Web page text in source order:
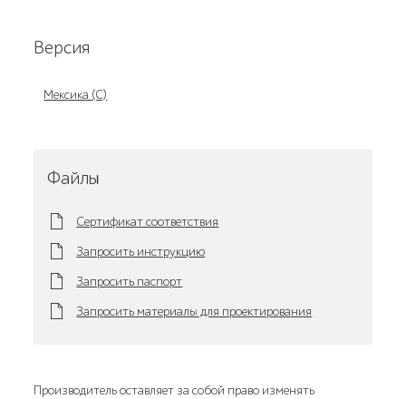
Версия
Мексика (С)
Файлы
Сертификат соответствия
Запросить инструкцию
Запросить паспорт
Запросить материалы для проектирования
Производитель оставляет за собой право изменять